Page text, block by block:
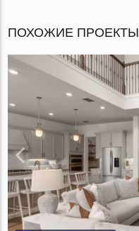
ПОХОЖИЕ ПРОЕКТЫ